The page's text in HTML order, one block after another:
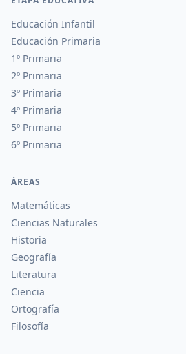
Educación Infantil
Educación Primaria
1º Primaria
2º Primaria
3º Primaria
4º Primaria
5º Primaria
6º Primaria
ÁREAS
Matemáticas
Ciencias Naturales
Historia
Geografía
Literatura
Ciencia
Ortografía
Filosofía